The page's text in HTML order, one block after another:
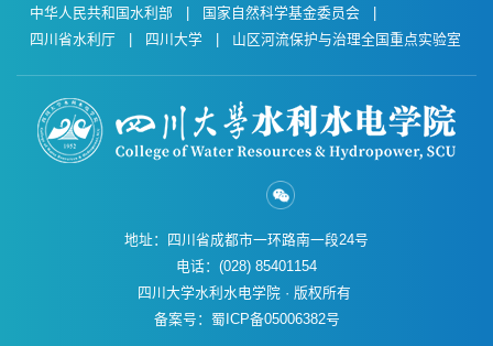
中华人民共和国水利部
国家自然科学基金委员会
四川省水利厅
四川大学 山区河流保护与治理全国重点实验室
地址：四川省成都市一环路南一段24号
电话：(028) 85401154
四川大学水利水电学院 · 版权所有
备案号：蜀ICP备05006382号